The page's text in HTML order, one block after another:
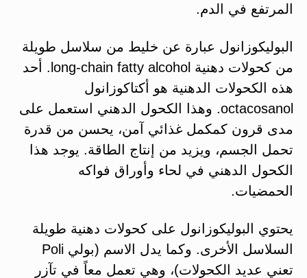
المرتفع في الدم.
البوليكوزانول عبارة عن خليط من سلاسل طويلة
من كحولات دهنية long-chain fatty alcohol. أحد
هذه الكحولات الدهنية هو أكتاكوزانول
octacosanol. وهذا الكحول الدهني استعمل على
مدى قرون كمكمل غذائي آمن، يحسن من قدرة
تحمل الجسم، ويزيد من إنتاج الطاقة. يوجد هذا
الكحول الدهني في لحاء وأوراق فواكه
الحمضيات.
يحتوي البوليكوزانول على كحولات دهنية طويلة
السلاسل الأخرى. وكما يدل الاسم (بولي Poli
تعني عديد الكحولات)، وهي تعمل معاً في تآزر